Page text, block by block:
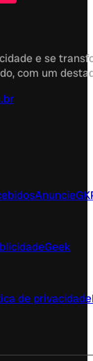
e se
com um
Anuncie
Geek
de privacidade